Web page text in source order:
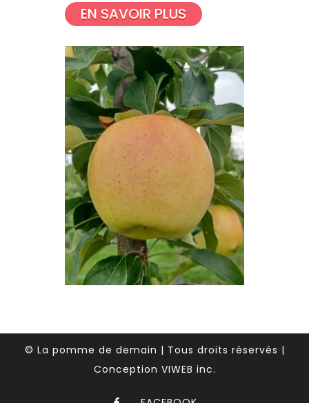
EN SAVOIR PLUS
© La pomme de demain | Tous droits réservés |
Conception VIWEB inc.